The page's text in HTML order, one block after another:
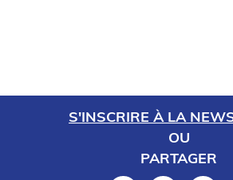
S'INSCRIRE À LA
OU
PARTAGER